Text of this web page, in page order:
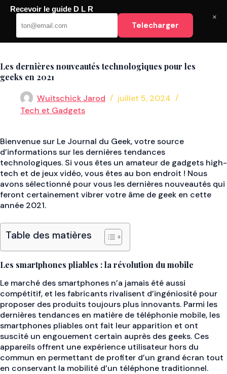
Passer
contenu
Les dernières nouveautés technologiques pour les
geeks en 2021
Wuitschick Jarod
juillet 5, 2024
Tech et Gadgets
Bienvenue sur Le Journal du Geek, votre source
d’informations sur les dernières tendances
technologiques. Si vous êtes un amateur de gadgets high-
tech et de jeux vidéo, vous êtes au bon endroit ! Nous
avons sélectionné pour vous les dernières nouveautés qui
feront certainement vibrer votre âme de geek en cette
année 2021.
Table des matières
Les smartphones pliables : la révolution du mobile
Le marché des smartphones n’a jamais été aussi
compétitif, et les fabricants rivalisent d’ingéniosité pour
proposer des produits toujours plus innovants. Parmi les
dernières tendances en matière de téléphonie mobile, les
smartphones pliables ont fait leur apparition et ont
suscité un engouement certain auprès des geeks. Ces
appareils offrent une expérience utilisateur hors du
commun en permettant de profiter d’un grand écran tout
en conservant la mobilité d’un téléphone traditionnel.
Recevoir le guide D L R
Telecharger
×